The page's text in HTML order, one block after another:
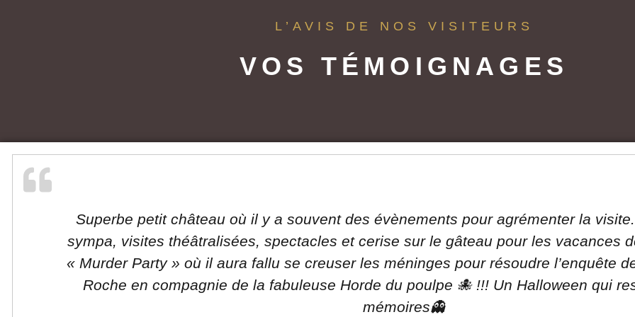
L’AVIS DE NOS VISITEURS
VOS TÉMOIGNAGES
Superbe petit château où il y a souvent des évènements pour agrémenter la
sympa, visites théâtralisées, spectacles et cerise sur le gâteau pour les vacances
« Murder Party » où il aura fallu se creuser les méninges pour résoudre l’enquête
Roche en compagnie de la fabuleuse Horde du poulpe 🐙 !!! Un Halloween qui
mémoires👻